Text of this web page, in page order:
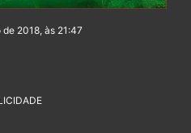
2018, às 21:47